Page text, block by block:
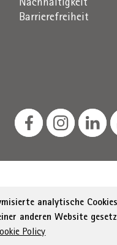
Nachhaltigkeit
Barrierefreiheit
zur Barrierefreiheit
analytische
anderen Website
Policy